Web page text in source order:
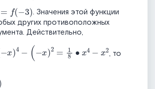
. Значения этой функции
других противоположных
Действительно,
)2 8∙ -x
, то